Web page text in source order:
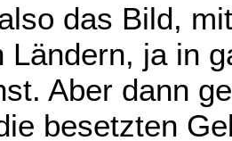
das Bild,
Ländern, ja in
Aber dann
besetzten